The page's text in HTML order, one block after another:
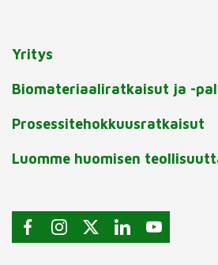
Yritys
Biomateriaaliratkaisut ja -
Prosessitehokkuusratkaisut
Luomme huomisen